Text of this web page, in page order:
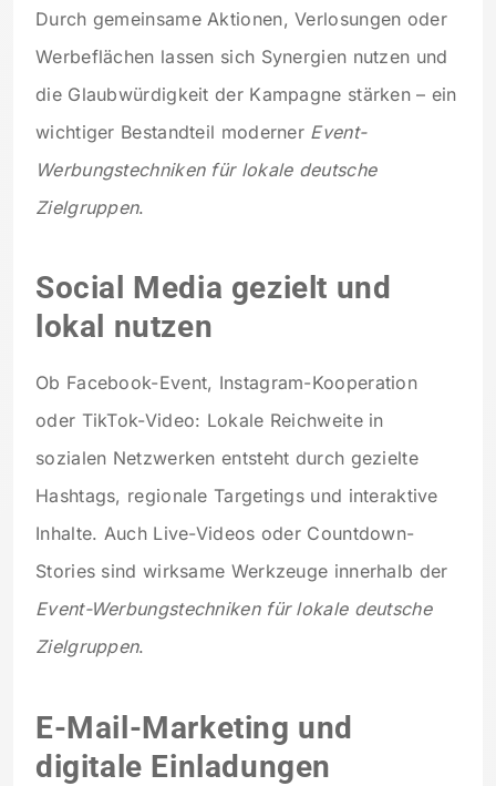
Durch gemeinsame Aktionen, Verlosungen oder
Werbeflächen lassen sich Synergien nutzen und
die Glaubwürdigkeit der Kampagne stärken – ein
wichtiger Bestandteil moderner Event-
Werbungstechniken für lokale deutsche
Zielgruppen.
Social Media gezielt und
lokal nutzen
Ob Facebook-Event, Instagram-Kooperation
oder TikTok-Video: Lokale Reichweite in
sozialen Netzwerken entsteht durch gezielte
Hashtags, regionale Targetings und interaktive
Inhalte. Auch Live-Videos oder Countdown-
Stories sind wirksame Werkzeuge innerhalb der
Event-Werbungstechniken für lokale deutsche
Zielgruppen.
E-Mail-Marketing und
digitale Einladungen